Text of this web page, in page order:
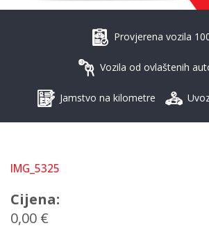
Provjerena vozila
Vozila od ovlaštenih
Jamstvo na kilometre
IMG_5325
Cijena:
0,00 €